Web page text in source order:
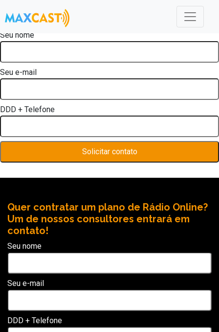
Seu nome
Seu e-mail
DDD + Telefone
Quer contratar um plano de Rádio Online?
Um de nossos consultores entrará em
contato!
Seu nome
Seu e-mail
DDD + Telefone